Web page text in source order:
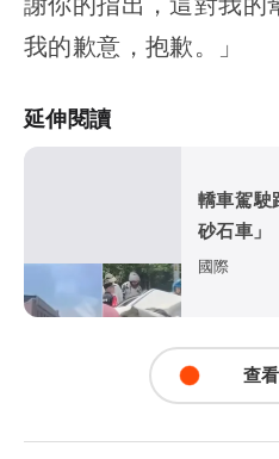
我的歉意，抱歉。」
延伸閱讀
轎車駕駛
砂石車
國際
查